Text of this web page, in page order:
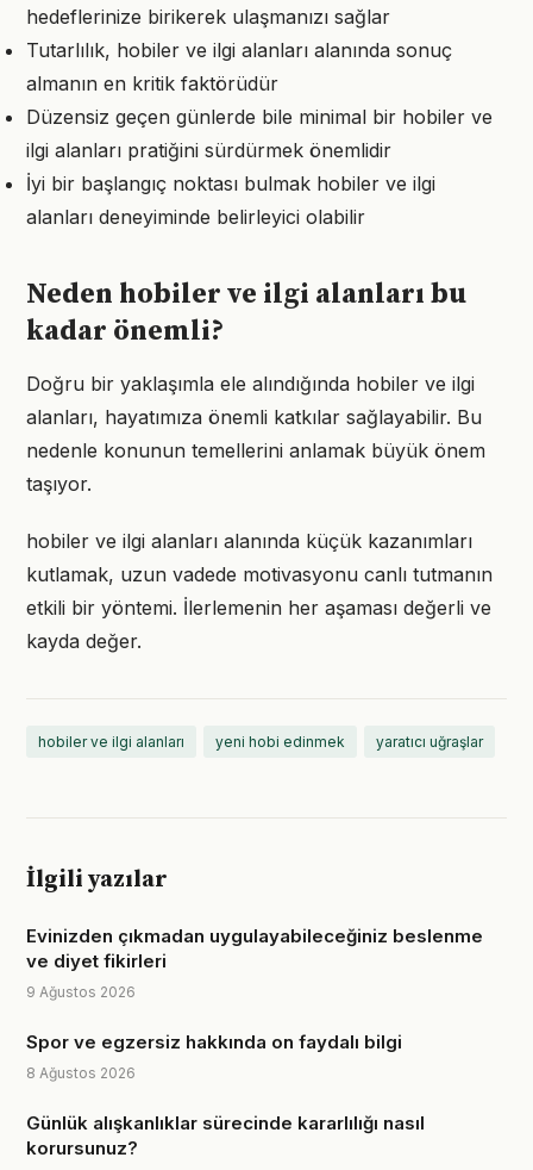
hedeflerinize birikerek ulaşmanızı sağlar
Tutarlılık, hobiler ve ilgi alanları alanında sonuç
almanın en kritik faktörüdür
Düzensiz geçen günlerde bile minimal bir hobiler ve
ilgi alanları pratiğini sürdürmek önemlidir
İyi bir başlangıç noktası bulmak hobiler ve ilgi
alanları deneyiminde belirleyici olabilir
Neden hobiler ve ilgi alanları bu
kadar önemli?
Doğru bir yaklaşımla ele alındığında hobiler ve ilgi
alanları, hayatımıza önemli katkılar sağlayabilir. Bu
nedenle konunun temellerini anlamak büyük önem
taşıyor.
hobiler ve ilgi alanları alanında küçük kazanımları
kutlamak, uzun vadede motivasyonu canlı tutmanın
etkili bir yöntemi. İlerlemenin her aşaması değerli ve
kayda değer.
hobiler ve ilgi alanları yeni hobi edinmek yaratıcı uğraşlar
İlgili yazılar
Evinizden çıkmadan uygulayabileceğiniz beslenme
ve diyet fikirleri
9 Ağustos 2026
Spor ve egzersiz hakkında on faydalı bilgi
8 Ağustos 2026
Günlük alışkanlıklar sürecinde kararlılığı nasıl
korursunuz?